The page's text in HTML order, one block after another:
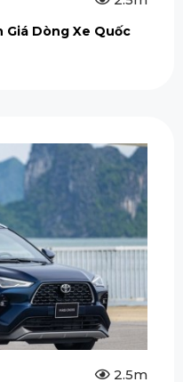
Giá Dòng Xe Quốc
2.5m